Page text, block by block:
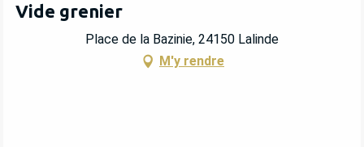
Vide grenier
Place de la Bazinie, 24150 Lalinde
M'y rendre